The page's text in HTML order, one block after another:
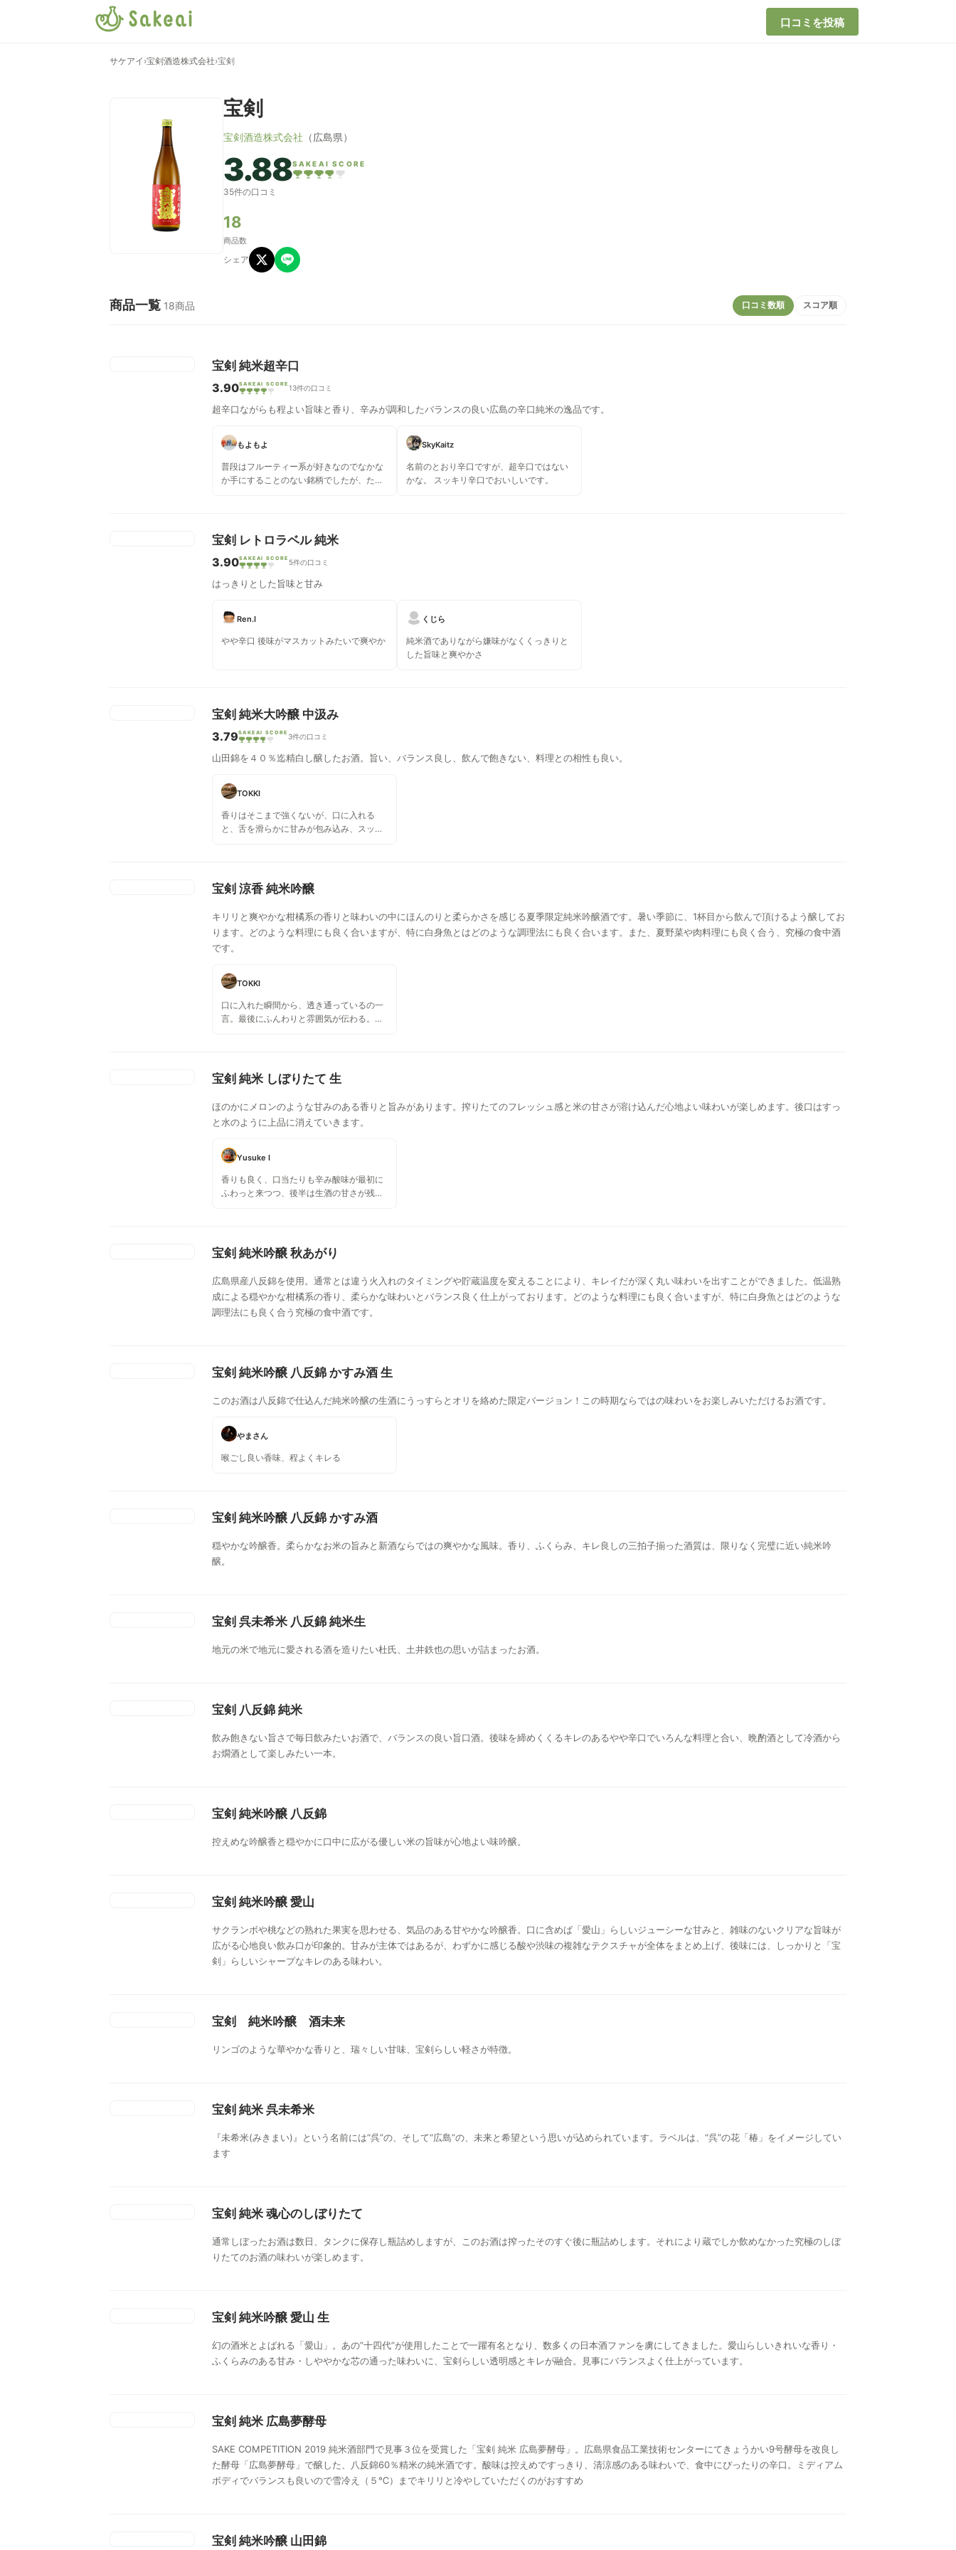
口コミを投稿
サケアイ ›宝剣酒造株式会社›宝剣
宝剣
宝剣酒造株式会社 （広島県）
3.88SAKEAI SCORE
35件の口コミ
18
商品数
シェア
商品一覧 18商品 口コミ数順 スコア順
宝剣 純米超辛口
3.90SAKEAI SCORE 13件の口コミ
超辛口ながらも程よい旨味と香り、辛みが調和したバランスの良い広島の辛口純米の逸品です。
もよもよ
普段はフルーティー系が好きなのでなかな
か手にすることのない銘柄でしたが、たま
開封の良い香り。+10の数値が示す通り甘
さは無いですが、香りのせいかアルコール
の辛さはないです。スッキリと飲めて何と
や刺身等と合うという触れ込みですが、確
SkyKaitz
名前のとおり辛口ですが、超辛口ではない
かな。 スッキリ辛口でおいしいです。
宝剣 レトロラベル 純米
3.90SAKEAI SCORE 5件の口コミ
はっきりとした旨味と甘み
Ren.I
やや辛口 後味がマスカットみたいで爽やか
くじら
純米酒でありながら嫌味がなくくっきりと
した旨味と爽やかさ
宝剣 純米大吟醸 中汲み
3.79SAKEAI SCORE 3件の口コミ
山田錦を４０％迄精白し醸したお酒。旨い、バランス良し、飲んで飽きない、料理との相性も良い。
TOKKI
香りはそこまで強くないが、口に入れる
と、舌を滑らかに甘みが包み込み、スッキ
宝剣 涼香 純米吟醸
キリリと爽やかな柑橘系の香りと味わいの中にほんのりと柔らかさを感じる夏季限定純米吟醸酒です。暑い季節に、1杯目から飲んで頂けるよう醸してお
ります。どのような料理にも良く合いますが、特に白身魚とはどのような調理法にも良く合います。また、夏野菜や肉料理にも良く合う、究極の食中酒
です。
TOKKI
口に入れた瞬間から、透き通っているの一
言。最後にふんわりと雰囲気が伝わる。ま
宝剣 純米 しぼりたて 生
ほのかにメロンのような甘みのある香りと旨みがあります。搾りたてのフレッシュ感と米の甘さが溶け込んだ心地よい味わいが楽しめます。後口はすっ
と水のように上品に消えていきます。
Yusuke I
香りも良く、口当たりも辛み酸味が最初に
ふわっと来つつ、後半は生酒の甘さが残る
宝剣 純米吟醸 秋あがり
広島県産八反錦を使用。通常とは違う火入れのタイミングや貯蔵温度を変えることにより、キレイだが深く丸い味わいを出すことができました。低温熟
成による穏やかな柑橘系の香り、柔らかな味わいとバランス良く仕上がっております。どのような料理にも良く合いますが、特に白身魚とはどのような
調理法にも良く合う究極の食中酒です。
宝剣 純米吟醸 八反錦 かすみ酒 生
このお酒は八反錦で仕込んだ純米吟醸の生酒にうっすらとオリを絡めた限定バージョン！この時期ならではの味わいをお楽しみいただけるお酒です。
やまさん
喉ごし良い香味、程よくキレる
宝剣 純米吟醸 八反錦 かすみ酒
穏やかな吟醸香。柔らかなお米の旨みと新酒ならではの爽やかな風味。香り、ふくらみ、キレ良しの三拍子揃った酒質は、限りなく完璧に近い純米吟
醸。
宝剣 呉未希米 八反錦 純米生
地元の米で地元に愛される酒を造りたい杜氏、土井鉄也の思いが詰まったお酒。
宝剣 八反錦 純米
飲み飽きない旨さで毎日飲みたいお酒で、バランスの良い旨口酒。後味を締めくくるキレのあるやや辛口でいろんな料理と合い、晩酌酒として冷酒から
お燗酒として楽しみたい一本。
宝剣 純米吟醸 八反錦
控えめな吟醸香と穏やかに口中に広がる優しい米の旨味が心地よい味吟醸。
宝剣 純米吟醸 愛山
サクランボや桃などの熟れた果実を思わせる、気品のある甘やかな吟醸香。口に含めば「愛山」らしいジューシーな甘みと、雑味のないクリアな旨味が
広がる心地良い飲み口が印象的。甘みが主体ではあるが、わずかに感じる酸や渋味の複雑なテクスチャが全体をまとめ上げ、後味には、しっかりと「宝
剣」らしいシャープなキレのある味わい。
宝剣 純米吟醸 酒未来
リンゴのような華やかな香りと、瑞々しい甘味、宝剣らしい軽さが特徴。
宝剣 純米 呉未希米
『未希米(みきまい)』という名前には“呉”の、そして“広島”の、未来と希望という思いが込められています。ラベルは、“呉”の花「椿」をイメージしてい
ます
宝剣 純米 魂心のしぼりたて
通常しぼったお酒は数日、タンクに保存し瓶詰めしますが、このお酒は搾ったそのすぐ後に瓶詰めします。それにより蔵でしか飲めなかった究極のしぼ
りたてのお酒の味わいが楽しめます。
宝剣 純米吟醸 愛山 生
幻の酒米とよばれる「愛山」。あの”十四代”が使用したことで一躍有名となり、数多くの日本酒ファンを虜にしてきました。愛山らしいきれいな香り・
ふくらみのある甘み・しややかな芯の通った味わいに、宝剣らしい透明感とキレが融合。見事にバランスよく仕上がっています。
宝剣 純米 広島夢酵母
SAKE COMPETITION 2019 純米酒部門で見事３位を受賞した「宝剣 純米 広島夢酵母」。広島県食品工業技術センターにてきょうかい9号酵母を改良し
た酵母「広島夢酵母」で醸した、八反錦60％精米の純米酒です。酸味は控えめですっきり、清涼感のある味わいで、食中にぴったりの辛口。ミディアム
ボディでバランスも良いので雪冷え（５℃）までキリリと冷やしていただくのがおすすめ
宝剣 純米吟醸 山田錦